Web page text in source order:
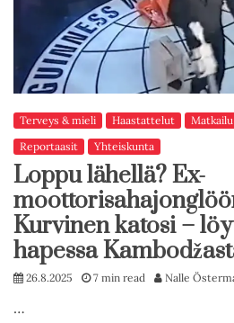
Terveys & mieli Haastattelut Matkailu
Reportaasit
Yhteiskunta
Loppu lähellä? Ex-
Kurvinen katosi –
hapessa
26.8.2025 7 min read Nalle
…